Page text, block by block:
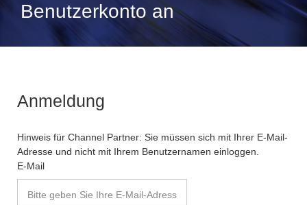
Benutzerkonto an
Anmeldung
Hinweis für Channel Partner: Sie müssen sich mit Ihrer E-Mail-
Adresse und nicht mit Ihrem Benutzernamen einloggen.
E-Mail